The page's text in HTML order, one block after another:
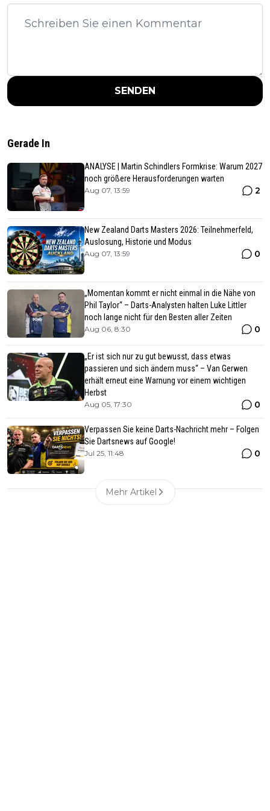
SENDEN
Gerade In
ANALYSE | Martin Schindlers Formkrise: Warum 2027
noch größere Herausforderungen warten
Aug 07, 13:59 2
New Zealand Darts Masters 2026: Teilnehmerfeld,
Auslosung, Historie und Modus
Aug 07, 13:59 0
„Momentan kommt er nicht einmal in die Nähe von
Phil Taylor“ – Darts-Analysten halten Luke Littler
noch lange nicht für den Besten aller Zeiten
Aug 06, 8:30 0
„Er ist sich nur zu gut bewusst, dass etwas
passieren und sich ändern muss“ – Van Gerwen
erhält erneut eine Warnung vor einem wichtigen
Herbst
Aug 05, 17:30 0
Verpassen Sie keine Darts-Nachricht mehr – Folgen
Sie Dartsnews auf Google!
Jul 25, 11:48 0
Mehr Artikel